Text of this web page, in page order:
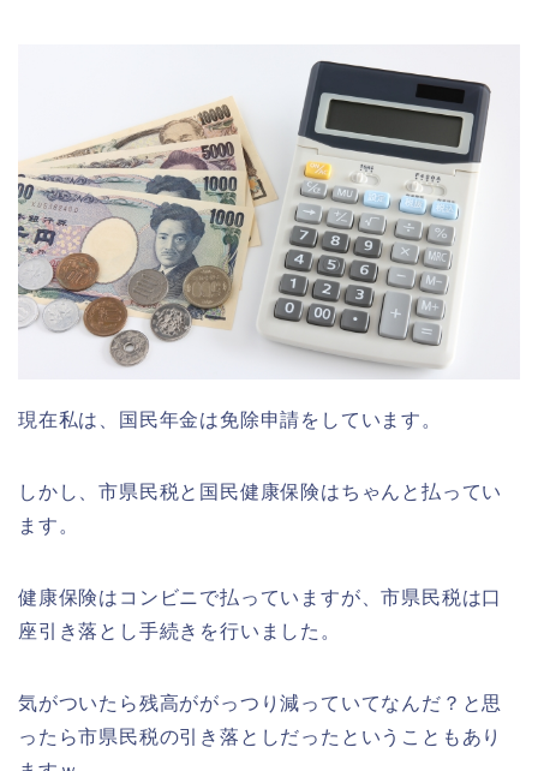
現在私は、国民年金は免除申請をしています。
しかし、市県民税と国民健康保険はちゃんと払ってい
ます。
健康保険はコンビニで払っていますが、市県民税は口
座引き落とし手続きを行いました。
気がついたら残高ががっつり減っていてなんだ？と思
ったら市県民税の引き落としだったということもあり